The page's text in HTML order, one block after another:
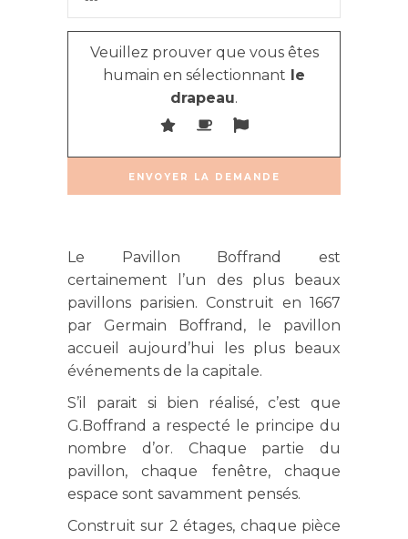
Veuillez prouver que vous êtes
humain en sélectionnant le
drapeau.
Le Pavillon Boffrand est
certainement l’un des plus beaux
pavillons parisien. Construit en 1667
par Germain Boffrand, le pavillon
accueil aujourd’hui les plus beaux
événements de la capitale.
S’il parait si bien réalisé, c’est que
G.Boffrand a respecté le principe du
nombre d’or. Chaque partie du
pavillon, chaque fenêtre, chaque
espace sont savamment pensés.
Construit sur 2 étages, chaque pièce